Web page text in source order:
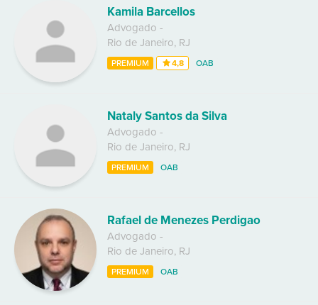
Kamila Barcellos
Advogado -
Rio de Janeiro, RJ
PREMIUM 4,8 OAB
Nataly Santos da Silva
Advogado -
Rio de Janeiro, RJ
PREMIUM OAB
Rafael de Menezes Perdigao
Advogado -
Rio de Janeiro, RJ
PREMIUM OAB